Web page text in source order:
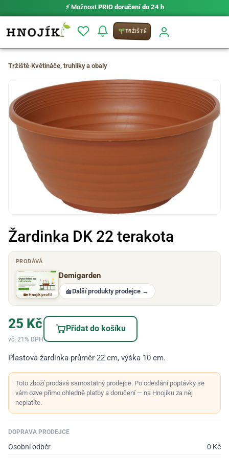
⚡ Možnost PRIO doručení do 24 h
TRŽIŠTĚ
Tržiště›Květináče, truhlíky a obaly
Žardinka DK 22 terakota
PRODÁVÁ
🏡 Hnojík profil
Demigarden
🧺Další produkty prodejce →
25 Kč
vč. 21% DPH
Přidat do košíku
Plastová žardinka průměr 22 cm, výška 10 cm.
Toto zboží prodává samostatný prodejce. Po odeslání poptávky se
vám ozve přímo ohledně platby a doručení — na Hnojíku za něj
neplatíte.
DOPRAVA PRODEJCE
Osobní odběr 0 Kč